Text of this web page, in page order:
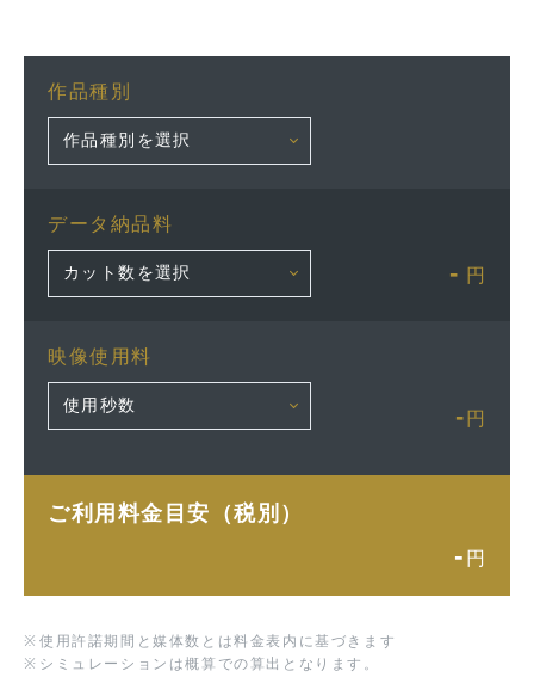
作品種別
データ納品料
- 円
映像使用料
- 円
ご利用料金目安（税別）
- 円
※ 使用許諾期間と媒体数とは料金表内に基づきます
※ シミュレーションは概算での算出となります。